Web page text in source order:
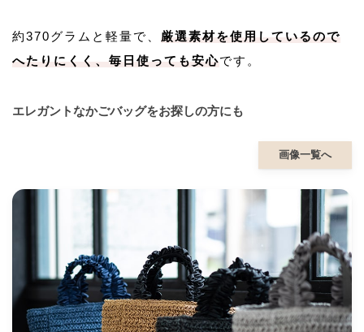
約370グラムと軽量で、 厳選素材を使用しているので
へたりにくく、毎日使っても安心です。
エレガントなかごバッグをお探しの方にも
画像一覧へ